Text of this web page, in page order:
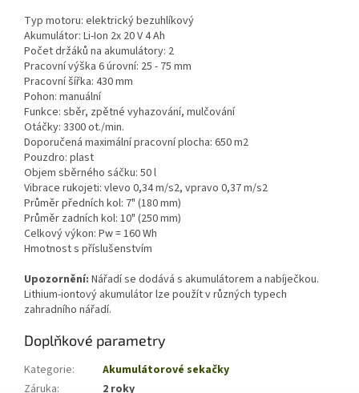
Typ motoru: elektrický bezuhlíkový
Akumulátor: Li-Ion 2x 20 V 4 Ah
Počet držáků na akumulátory: 2
Pracovní výška 6 úrovní: 25 - 75 mm
Pracovní šířka: 430 mm
Pohon: manuální
Funkce: sběr, zpětné vyhazování, mulčování
Otáčky: 3300 ot./min.
Doporučená maximální pracovní plocha: 650 m2
Pouzdro: plast
Objem sběrného sáčku: 50 l
Vibrace rukojeti: vlevo 0,34 m/s2, vpravo 0,37 m/s2
Průměr předních kol: 7" (180 mm)
Průměr zadních kol: 10" (250 mm)
Celkový výkon: Pw = 160 Wh
Hmotnost s příslušenstvím
Upozornění: Nářadí se dodává s akumulátorem a nabíječkou.
Lithium-iontový akumulátor lze použít v různých typech
zahradního nářadí.
Doplňkové parametry
Kategorie:
Akumulátorové sekačky
Záruka: 2 roky